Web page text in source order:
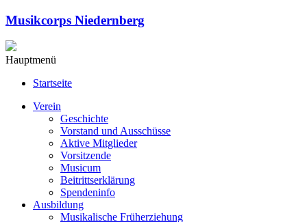
Musikcorps Niedernberg
Hauptmenü
Startseite
Verein
Geschichte
Vorstand und Ausschüsse
Aktive Mitglieder
Vorsitzende
Musicum
Beitrittserklärung
Spendeninfo
Ausbildung
Musikalische Früherziehung